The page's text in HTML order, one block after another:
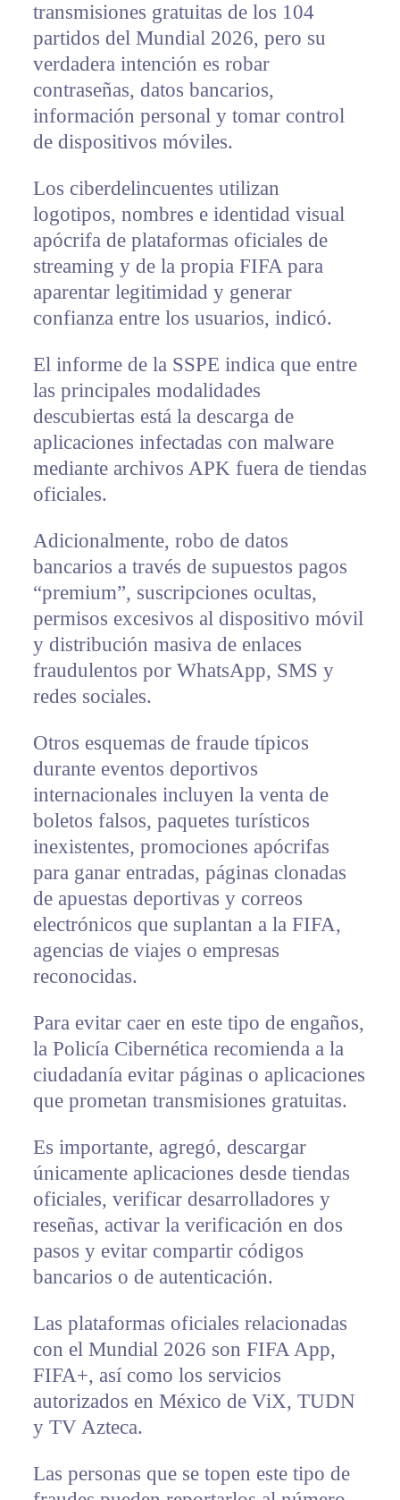
transmisiones gratuitas de los 104
partidos del Mundial 2026, pero su
verdadera intención es robar
contraseñas, datos bancarios,
información personal y tomar control
de dispositivos móviles.
Los ciberdelincuentes utilizan
logotipos, nombres e identidad visual
apócrifa de plataformas oficiales de
streaming y de la propia FIFA para
aparentar legitimidad y generar
confianza entre los usuarios, indicó.
El informe de la SSPE indica que entre
las principales modalidades
descubiertas está la descarga de
aplicaciones infectadas con malware
mediante archivos APK fuera de tiendas
oficiales.
Adicionalmente, robo de datos
bancarios a través de supuestos pagos
“premium”, suscripciones ocultas,
permisos excesivos al dispositivo móvil
y distribución masiva de enlaces
fraudulentos por WhatsApp, SMS y
redes sociales.
Otros esquemas de fraude típicos
durante eventos deportivos
internacionales incluyen la venta de
boletos falsos, paquetes turísticos
inexistentes, promociones apócrifas
para ganar entradas, páginas clonadas
de apuestas deportivas y correos
electrónicos que suplantan a la FIFA,
agencias de viajes o empresas
reconocidas.
Para evitar caer en este tipo de engaños,
la Policía Cibernética recomienda a la
ciudadanía evitar páginas o aplicaciones
que prometan transmisiones gratuitas.
Es importante, agregó, descargar
únicamente aplicaciones desde tiendas
oficiales, verificar desarrolladores y
reseñas, activar la verificación en dos
pasos y evitar compartir códigos
bancarios o de autenticación.
Las plataformas oficiales relacionadas
con el Mundial 2026 son FIFA App,
FIFA+, así como los servicios
autorizados en México de ViX, TUDN
y TV Azteca.
Las personas que se topen este tipo de